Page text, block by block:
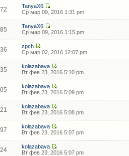
TanyaX6
Ср мар 09, 2016 1:31 pm
TanyaX6
Ср мар 09, 2016 1:15 pm
zpch
Ср мар 02, 2016 12:07 pm
kolazabava
Вт фев 23, 2016 5:10 pm
kolazabava
Вт фев 23, 2016 5:09 pm
kolazabava
Вт фев 23, 2016 5:08 pm
kolazabava
Вт фев 23, 2016 5:07 pm
kolazabava
Вт фев 23, 2016 5:07 pm